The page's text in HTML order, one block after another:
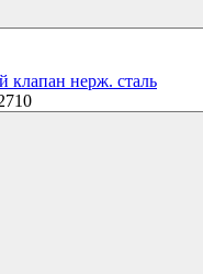
клапан нерж. сталь